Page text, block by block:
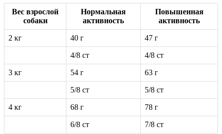
Вес взрослой
собаки
Нормальная
активность
Повышенная
активность
2 кг 40 г 47 г
4/8 ст 4/8 ст
3 кг 54 г 63 г
5/8 ст 5/8 ст
4 кг 68 г 78 г
6/8 ст 7/8 ст